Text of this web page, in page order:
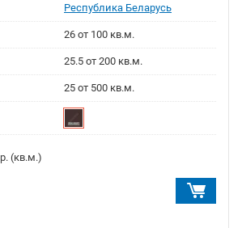
Республика Беларусь
26 от 100 кв.м.
25.5 от 200 кв.м.
25 от 500 кв.м.
р. (кв.м.)